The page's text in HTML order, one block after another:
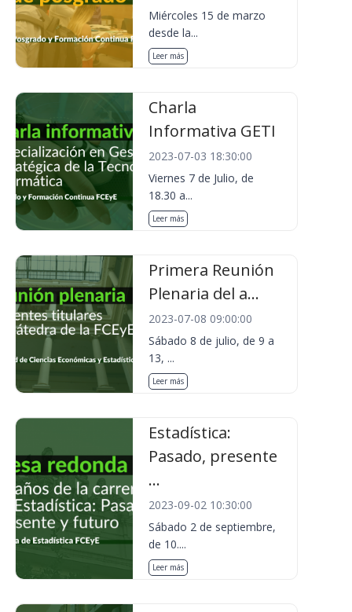
Miércoles 15 de marzo
desde la...
Leer más
Charla
Informativa GETI
2023-07-03 18:30:00
Viernes 7 de Julio, de
18.30 a...
Leer más
Primera Reunión
Plenaria del a...
2023-07-08 09:00:00
Sábado 8 de julio, de 9 a
13, ...
Leer más
Estadística:
Pasado, presente
...
2023-09-02 10:30:00
Sábado 2 de septiembre,
de 10....
Leer más